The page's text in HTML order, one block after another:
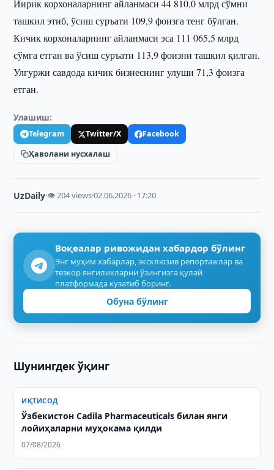
Йирик корхоналарнинг айланмаси 44 810,0 млрд сўмни
ташкил этиб, ўсиш суръати 109,9 фоизга тенг бўлган.
Кичик корхоналарнинг айланмаси эса 111 065,5 млрд
сўмга етган ва ўсиш суръати 113,9 фоизни ташкил қилган.
Улгуржи савдода кичик бизнеснинг улуши 71,3 фоизга
етган.
Улашиш:
Telegram Twitter/X
Facebook
Ҳаволани нусхалаш
UzDaily·👁 204 views·02.06.2026 · 17:20
Воқеалар ривожидан хабардор бўлинг
Энг муҳим хабарлар, эксклюзив репортажлар ва
тезкор янгиликларни ўзингизга қулай
платформада кузатиб боринг.
Обуна бўлинг
Шунингдек ўқинг
ИҚТИСОД
Ўзбекистон Cadila Pharmaceuticals билан янги
лойиҳаларни муҳокама қилди
07/08/2026